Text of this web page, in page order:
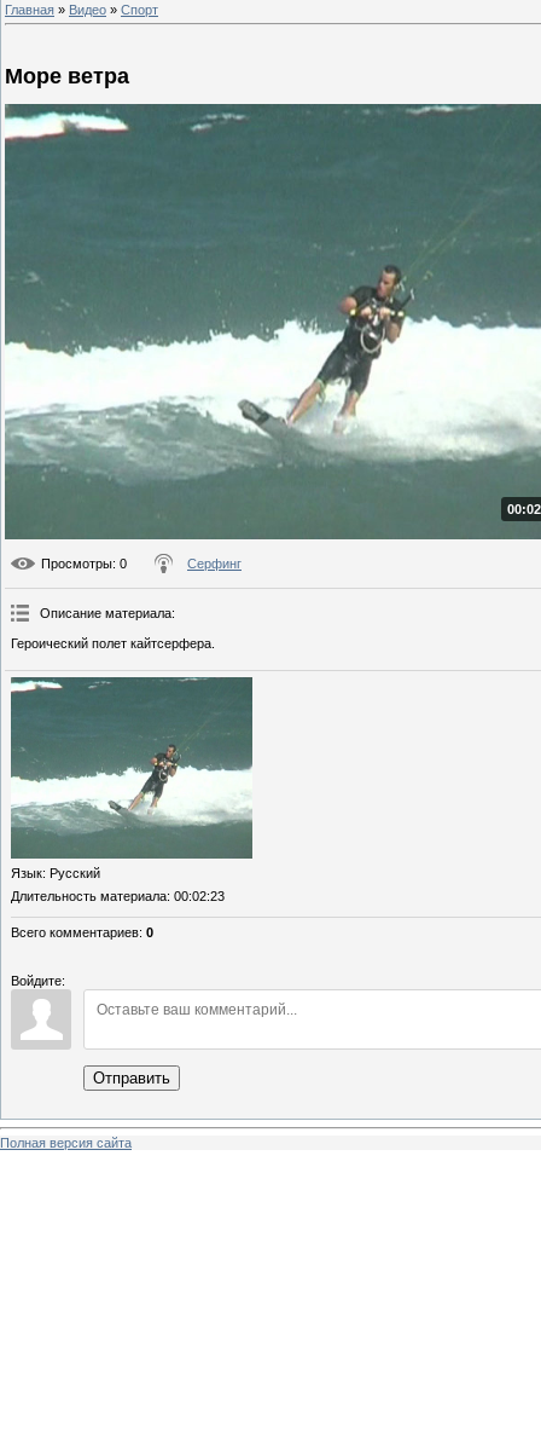
Главная » Видео » Спорт
Море ветра
Просмотры: 0 Серфинг
Описание материала:
Героический полет кайтсерфера.
Язык: Русский
Длительность материала: 00:02:23
Всего комментариев: 0
Войдите:
Отправить
Полная версия сайта